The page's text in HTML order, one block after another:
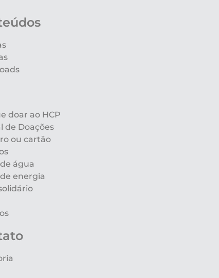
doar ao HCP
de Doações
ou cartão
água
energia